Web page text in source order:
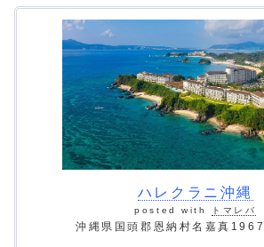
ハレクラニ沖縄
posted with トマレバ
沖縄県国頭郡恩納村名嘉真